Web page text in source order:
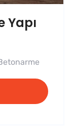
Yapı